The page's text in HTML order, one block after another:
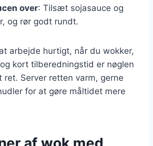
over: Tilsæt sojasauce og
og rør godt rundt.
arbejde hurtigt, når du wokker,
kort tilberedningstid er nøglen
ret. Server retten varm, gerne
for at gøre måltidet mere